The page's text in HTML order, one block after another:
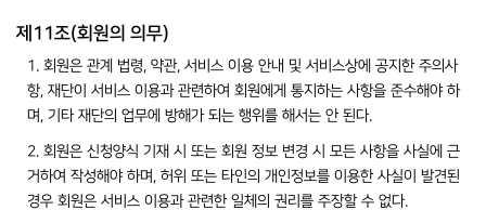
제11조(회원의 의무)
1. 회원은 관계 법령, 약관, 서비스 이용 안내 및 서비스상에 공지한 주의사
항, 재단이 서비스 이용과 관련하여 회원에게 통지하는 사항을 준수해야 하
며, 기타 재단의 업무에 방해가 되는 행위를 해서는 안 된다.
2. 회원은 신청양식 기재 시 또는 회원 정보 변경 시 모든 사항을 사실에 근
거하여 작성해야 하며, 허위 또는 타인의 개인정보를 이용한 사실이 발견된
경우 회원은 서비스 이용과 관련한 일체의 권리를 주장할 수 없다.